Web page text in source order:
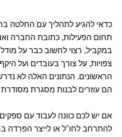
כדאי להגיע לתהליך עם החלטה
תחום הפעילות, כתובת החברה
במקביל, רצוי לחשוב כבר על
צפויות, על צורך בעובדים ועל
הראשונים. הנתונים האלה לא
הם עוזרים לבנות מסגרת
אם יש לכם כוונה לעבוד עם ספקים
להתרחב לחו"ל או לייצר הפרדה